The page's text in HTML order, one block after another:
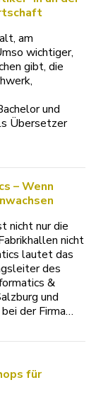
am
wichtiger,
gibt, die
und
Übersetzer
– Wenn
nicht nur die
nicht
lautet das
des
&
und
der Firma…
für